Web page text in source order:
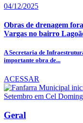
04/12/2025
Obras de drenagem
Vargas no bairro
A Secretaria de
importante obra de...
ACESSAR
Geral